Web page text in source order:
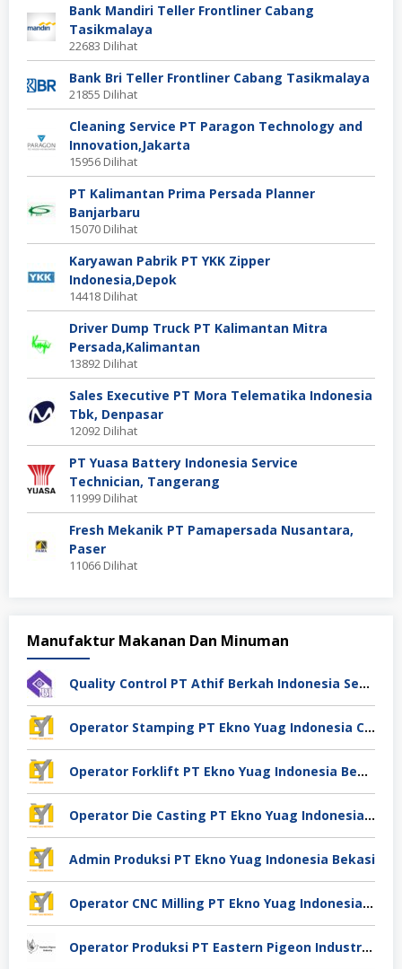
Bank Mandiri Teller Frontliner Cabang
Tasikmalaya
22683 Dilihat
Bank Bri Teller Frontliner Cabang Tasikmalaya
21855 Dilihat
Cleaning Service PT Paragon Technology and
Innovation,Jakarta
15956 Dilihat
PT Kalimantan Prima Persada Planner
Banjarbaru
15070 Dilihat
Karyawan Pabrik PT YKK Zipper
Indonesia,Depok
14418 Dilihat
Driver Dump Truck PT Kalimantan Mitra
Persada,Kalimantan
13892 Dilihat
Sales Executive PT Mora Telematika Indonesia
Tbk, Denpasar
12092 Dilihat
PT Yuasa Battery Indonesia Service
Technician, Tangerang
11999 Dilihat
Fresh Mekanik PT Pamapersada Nusantara,
Paser
11066 Dilihat
Manufaktur Makanan Dan Minuman
Quality Control PT Athif Berkah Indonesia Semarang
Operator Stamping PT Ekno Yuag Indonesia Cikarang
Operator Forklift PT Ekno Yuag Indonesia Bekasi
Operator Die Casting PT Ekno Yuag Indonesia Bekasi
Admin Produksi PT Ekno Yuag Indonesia Bekasi
Operator CNC Milling PT Ekno Yuag Indonesia Bekasi
Operator Produksi PT Eastern Pigeon Industry Deli Serdang